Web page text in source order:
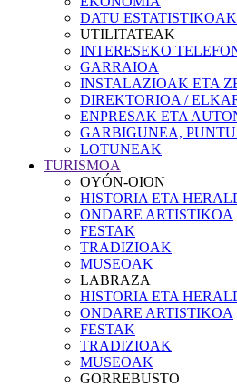
DATU ESTATISTIKOAK
UTILITATEAK
INTERESEKO
GARRAIOA
INSTALAZIOAK ETA
DIREKTORIOA /
ENPRESAK ETA
GARBIGUNEA,
LOTUNEAK
TURISMOA
OYÓN-OION
HISTORIA ETA
ONDARE ARTISTIKOA
FESTAK
TRADIZIOAK
MUSEOAK
LABRAZA
HISTORIA ETA
ONDARE ARTISTIKOA
FESTAK
TRADIZIOAK
MUSEOAK
GORREBUSTO